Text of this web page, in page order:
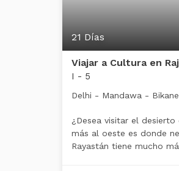
21 Días
Viajar a Cultura en
I - 5
Delhi - Mandawa -
¿Desea visitar el
más al oeste es donde
Rayastán tiene mucho